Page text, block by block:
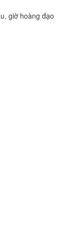
giờ hoàng đạo